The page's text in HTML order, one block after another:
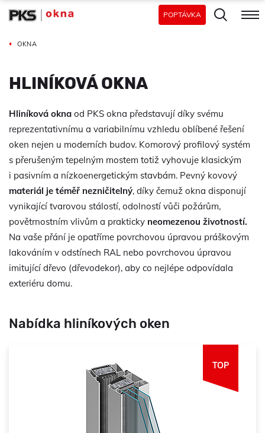
POPTÁVKA
OKNA
HLINÍKOVÁ OKNA
Hliníková okna od PKS okna představují díky svému
reprezentativnímu a variabilnímu vzhledu oblíbené řešení
oken nejen u moderních budov. Komorový profilový systém
s přerušeným tepelným mostem totiž vyhovuje klasickým
i pasivním a nízkoenergetickým stavbám. Pevný kovový
materiál je téměř nezničitelný, díky čemuž okna disponují
vynikající tvarovou stálostí, odolností vůči požárům,
povětrnostním vlivům a prakticky neomezenou životností.
Na vaše přání je opatříme povrchovou úpravou práškovým
lakováním v odstínech RAL nebo povrchovou úpravou
imitující dřevo (dřevodekor), aby co nejlépe odpovídala
exteriéru domu.
Nabídka hliníkových oken
TOP